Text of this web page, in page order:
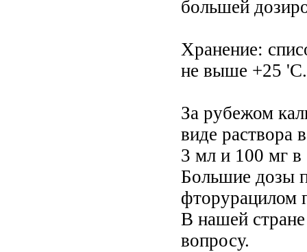
большей
Хранение:
не выше +25 'С.
За рубежом
виде раствора
3 мл и 100 мг в
Большие дозы
фторурацилом
В нашей
вопросу.